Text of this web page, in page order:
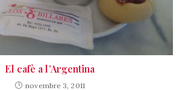
El cafè a l’Argentina
novembre 3, 2011